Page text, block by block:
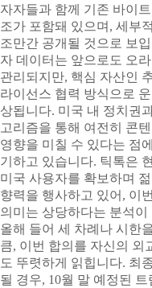
자자들과 함께 기존 바이
조가 포함돼 있으며, 세부
조만간 공개될 것으로 보
자 데이터는 앞으로도 오
관리되지만, 핵심 자산인
라이선스 협력 방식으로
상됩니다. 미국 내 정치권
고리즘을 통해 여전히 콘
영향을 미칠 수 있다는 점
기하고 있습니다. 틱톡은
미국 사용자를 확보하며
향력을 행사하고 있어, 이
의미는 상당하다는 분석
올해 들어 세 차례나 시한
큼, 이번 합의를 자신의 외
도 뚜렷하게 읽힙니다. 최
될 경우, 10월 말 예정된